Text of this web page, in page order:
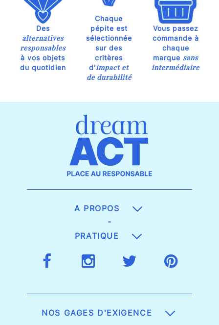
Des
alternatives
responsables
à vos objets
du quotidien
Chaque
pépite est
sélectionnée
sur des
critères
d'impact et
de durabilité
Vous passez
commande à
chaque
marque sans
intermédiaire
A PROPOS
-
PRATIQUE
NOS GAGES D'EXIGENCE